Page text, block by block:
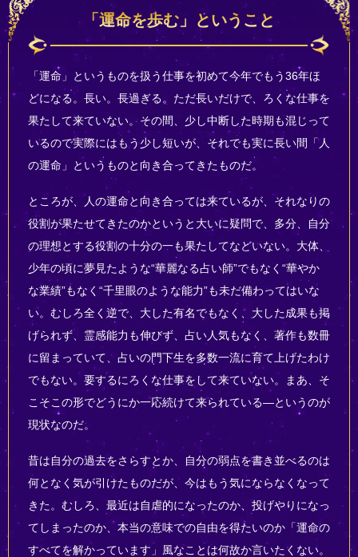
「運命を歩む」ということ
「運命」というものを扱う仕事を初めて今年でもう36年ほ
どになる。長い。長過ぎる。ただ長いだけで、ろくな仕事を
果たして来ていない。その間、少し中断した時期も混じって
いるので実際にはもう少し短いが、それでも実に長い間「人
の運命」というものと向き合ってきたものだ。
ところが、人の運命と向き合っては来ているが、それなりの
役割が果たせてきたのかというと大いに疑問で、多分、自分
の理想とする役割の十分の一も果たしてなどいない。大体、
少年の頃に夢見たような“華麗なる占い師”でもなく“華やか
な業績”もなく“千里眼のような能力”も未だ備わってはいな
い。むしろ全く逆で、大した有名でもなく、大した成果も掲
げられず、霊感能力も伸びず、占い人気もなく、著作も数冊
に留まっていて、占いの門下生を多数一流に育て上げたわけ
でもない。要するにろくな仕事をして来ていない。まあ、そ
こそこの形でどうにか一応続けて来られている―というのが
現状なのだ。
昔は自分の過去をさらすとか、自分の弱点を書き並べるのは
何となく気が引けたものだが、今はもう気にならなくなって
きた。むしろ、最近は自虐的になったのか、投げやりになっ
てしまったのか、本当の意味での自由を得たいのか「運命の
すべてを解かっています」風なことは何故か言いたくない。